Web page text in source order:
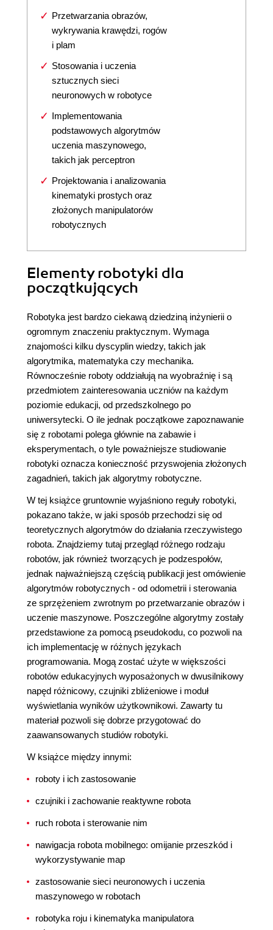
Przetwarzania obrazów,
wykrywania krawędzi, rogów
i plam
Stosowania i uczenia
sztucznych sieci
neuronowych w robotyce
Implementowania
podstawowych algorytmów
uczenia maszynowego,
takich jak perceptron
Projektowania i analizowania
kinematyki prostych oraz
złożonych manipulatorów
robotycznych
Elementy robotyki dla
początkujących
Robotyka jest bardzo ciekawą dziedziną inżynierii o
ogromnym znaczeniu praktycznym. Wymaga
znajomości kilku dyscyplin wiedzy, takich jak
algorytmika, matematyka czy mechanika.
Równocześnie roboty oddziałują na wyobraźnię i są
przedmiotem zainteresowania uczniów na każdym
poziomie edukacji, od przedszkolnego po
uniwersytecki. O ile jednak początkowe zapoznawanie
się z robotami polega głównie na zabawie i
eksperymentach, o tyle poważniejsze studiowanie
robotyki oznacza konieczność przyswojenia złożonych
zagadnień, takich jak algorytmy robotyczne.
W tej książce gruntownie wyjaśniono reguły robotyki,
pokazano także, w jaki sposób przechodzi się od
teoretycznych algorytmów do działania rzeczywistego
robota. Znajdziemy tutaj przegląd różnego rodzaju
robotów, jak również tworzących je podzespołów,
jednak najważniejszą częścią publikacji jest omówienie
algorytmów robotycznych - od odometrii i sterowania
ze sprzężeniem zwrotnym po przetwarzanie obrazów i
uczenie maszynowe. Poszczególne algorytmy zostały
przedstawione za pomocą pseudokodu, co pozwoli na
ich implementację w różnych językach
programowania. Mogą zostać użyte w większości
robotów edukacyjnych wyposażonych w dwusilnikowy
napęd różnicowy, czujniki zbliżeniowe i moduł
wyświetlania wyników użytkownikowi. Zawarty tu
materiał pozwoli się dobrze przygotować do
zaawansowanych studiów robotyki.
W książce między innymi:
roboty i ich zastosowanie
czujniki i zachowanie reaktywne robota
ruch robota i sterowanie nim
nawigacja robota mobilnego: omijanie przeszkód i
wykorzystywanie map
zastosowanie sieci neuronowych i uczenia
maszynowego w robotach
robotyka roju i kinematyka manipulatora